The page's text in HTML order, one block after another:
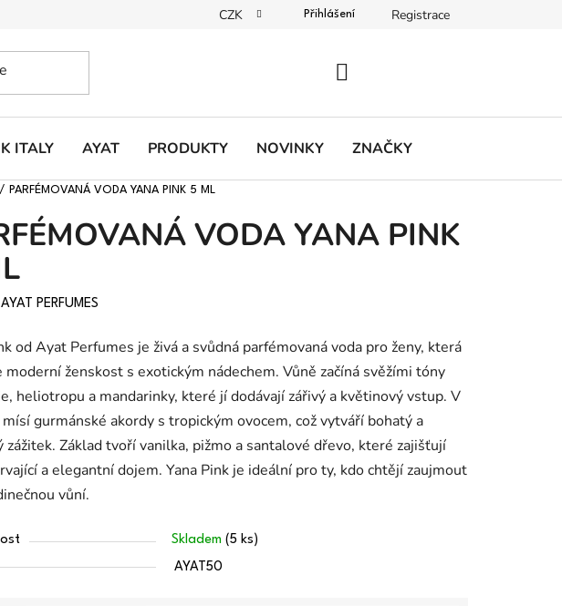
podmínky ochrany osobních údajůCZK Přihlášení Registrace
NÁKUPNÍ
ITALY AYAT PRODUKTY NOVINKY ZNAČKY
/ PARFÉMOVANÁ VODA YANA PINK 5 ML
VODA YANA PINK
AYAT PERFUMES
od Ayat Perfumes je živá a svůdná parfémovaná voda pro ženy, která
moderní ženskost s exotickým nádechem. Vůně začíná svěžími tóny
heliotropu a mandarinky, které jí dodávají zářivý a květinový vstup. V
gurmánské akordy s tropickým ovocem, což vytváří bohatý a
zážitek. Základ tvoří vanilka, pižmo a santalové dřevo, které zajišťují
a elegantní dojem. Yana Pink je ideální pro ty, kdo chtějí zaujmout
vůní.
Skladem (5 ks)
AYAT50